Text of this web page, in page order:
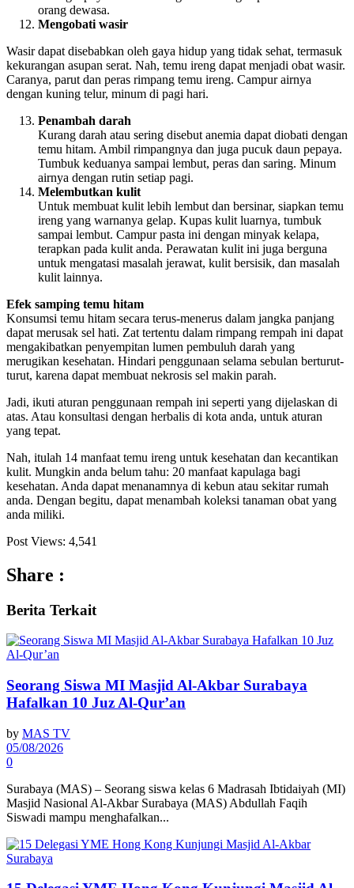
orang dewasa.
Mengobati wasir
Wasir dapat disebabkan oleh gaya hidup yang tidak sehat, termasuk
kekurangan asupan serat. Nah, temu ireng dapat menjadi obat wasir.
Caranya, parut dan peras rimpang temu ireng. Campur airnya
dengan kuning telur, minum di pagi hari.
Penambah darah
Kurang darah atau sering disebut anemia dapat diobati dengan
temu hitam. Ambil rimpangnya dan juga pucuk daun pepaya.
Tumbuk keduanya sampai lembut, peras dan saring. Minum
airnya dengan rutin setiap pagi.
Melembutkan kulit
Untuk membuat kulit lebih lembut dan bersinar, siapkan temu
ireng yang warnanya gelap. Kupas kulit luarnya, tumbuk
sampai lembut. Campur pasta ini dengan minyak kelapa,
terapkan pada kulit anda. Perawatan kulit ini juga berguna
untuk mengatasi masalah jerawat, kulit bersisik, dan masalah
kulit lainnya.
Efek samping temu hitam
Konsumsi temu hitam secara terus-menerus dalam jangka panjang
dapat merusak sel hati. Zat tertentu dalam rimpang rempah ini dapat
mengakibatkan penyempitan lumen pembuluh darah yang
merugikan kesehatan. Hindari penggunaan selama sebulan berturut-
turut, karena dapat membuat nekrosis sel makin parah.
Jadi, ikuti aturan penggunaan rempah ini seperti yang dijelaskan di
atas. Atau konsultasi dengan herbalis di kota anda, untuk aturan
yang tepat.
Nah, itulah 14 manfaat temu ireng untuk kesehatan dan kecantikan
kulit. Mungkin anda belum tahu: 20 manfaat kapulaga bagi
kesehatan. Anda dapat menanamnya di kebun atau sekitar rumah
anda. Dengan begitu, dapat menambah koleksi tanaman obat yang
anda miliki.
Post Views: 4,541
Share :
Berita Terkait
Seorang Siswa MI Masjid Al-Akbar Surabaya
Hafalkan 10 Juz Al-Qur’an
by MAS TV
05/08/2026
0
Surabaya (MAS) – Seorang siswa kelas 6 Madrasah Ibtidaiyah (MI)
Masjid Nasional Al-Akbar Surabaya (MAS) Abdullah Faqih
Siswadi mampu menghafalkan...